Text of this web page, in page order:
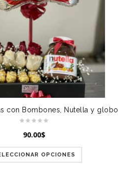
con Bombones, Nutella y globo
90.00$
OPCIONES